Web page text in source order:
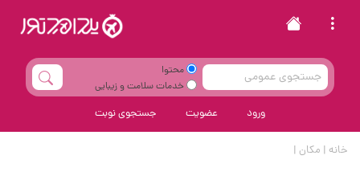
محتوا
خدمات سلامت و زیبایی
ورود عضویت جستجوی نوبت
خانه | مکان |